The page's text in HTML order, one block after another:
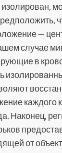
изолирован,
—
случае
в
каждого
Наконец,
от